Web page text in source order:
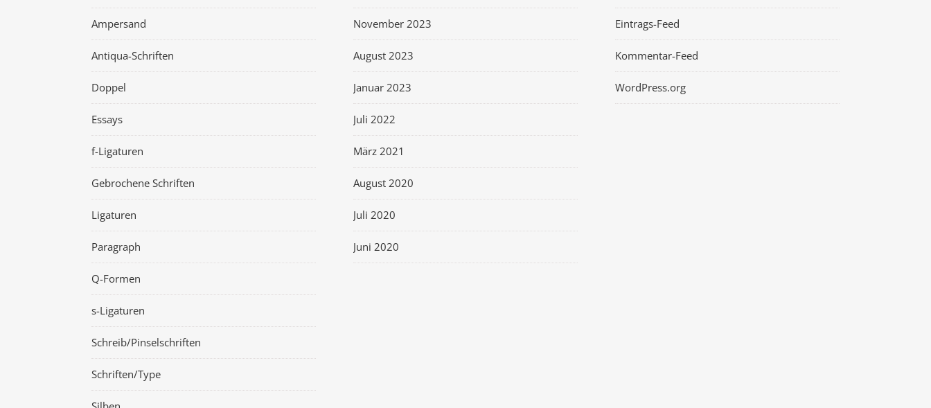
Ampersand
Antiqua-Schriften
Doppel
Essays
f-Ligaturen
Gebrochene Schriften
Ligaturen
Paragraph
Q-Formen
s-Ligaturen
Schreib/Pinselschriften
Schriften/Type
November 2023
August 2023
Januar 2023
Juli 2022
März 2021
August 2020
Juli 2020
Juni 2020
Eintrags-Feed
Kommentar-Feed
WordPress.org